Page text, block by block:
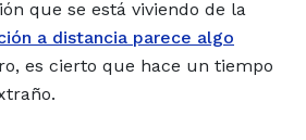
que se está viviendo de la
a distancia parece algo
es cierto que hace un tiempo